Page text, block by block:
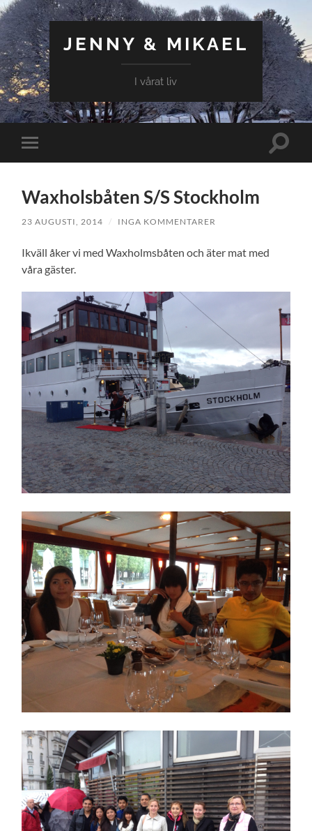
JENNY & MIKAEL
I vårat liv
Slå
på/av
Slå
Waxholsbåten S/S Stockholm
23 AUGUSTI, 2014 / INGA KOMMENTARER
Ikväll åker vi med Waxholmsbåten och äter mat med
våra gäster.